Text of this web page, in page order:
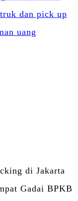
di Jakarta
Gadai BPKB